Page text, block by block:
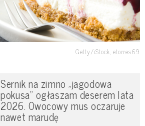
Getty/iStock, etorres69
Sernik na zimno „jagodowa
pokusa” ogłaszam deserem lata
2026. Owocowy mus oczaruje
nawet marudę